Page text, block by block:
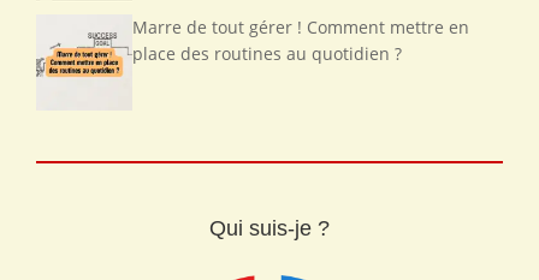
Marre de tout gérer ! Comment mettre en
place des routines au quotidien ?
Qui suis-je ?